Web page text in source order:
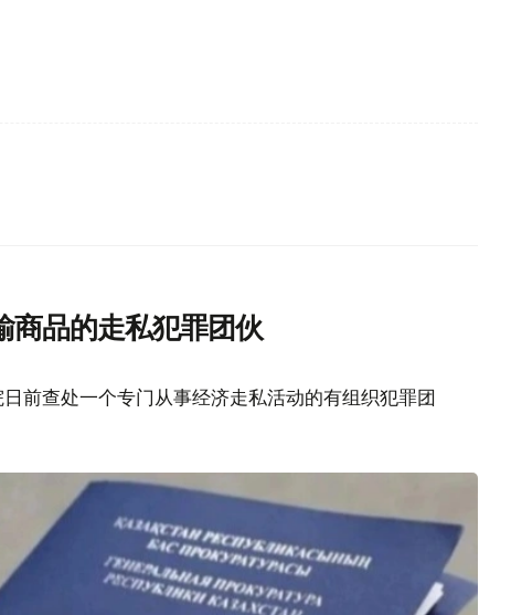
商品的走私犯罪团伙
前查处一个专门从事经济走私活动的有组织犯罪团